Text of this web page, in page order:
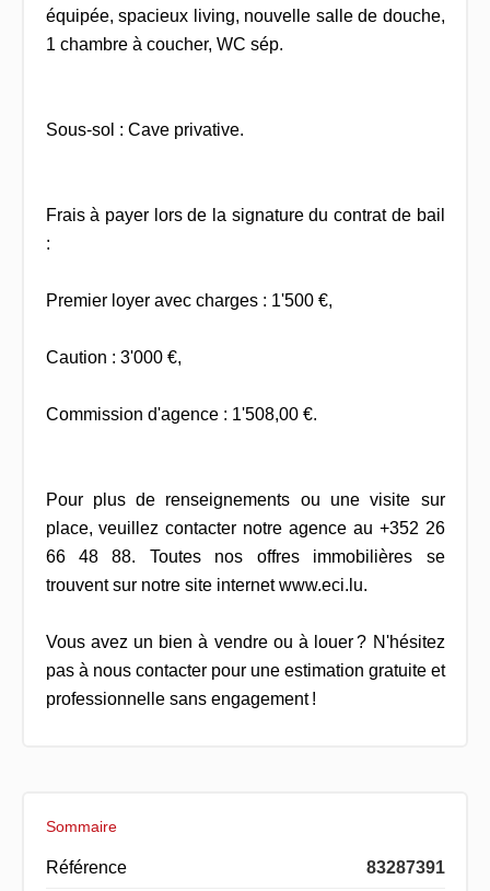
équipée, spacieux living, nouvelle salle de douche,
1 chambre à coucher, WC sép.
Sous-sol : Cave privative.
Frais à payer lors de la signature du contrat de bail
:
Premier loyer avec charges : 1'500 €,
Caution : 3'000 €,
Commission d'agence : 1'508,00 €.
Pour plus de renseignements ou une visite sur
place, veuillez contacter notre agence au +352 26
66 48 88. Toutes nos offres immobilières se
trouvent sur notre site internet www.eci.lu.
Vous avez un bien à vendre ou à louer ? N'hésitez
pas à nous contacter pour une estimation gratuite et
professionnelle sans engagement !
Sommaire
Référence 83287391